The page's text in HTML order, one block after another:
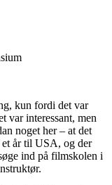
kun fordi det var
var interessant, men
noget her – at det
et år til USA, og der
ind på filmskolen i